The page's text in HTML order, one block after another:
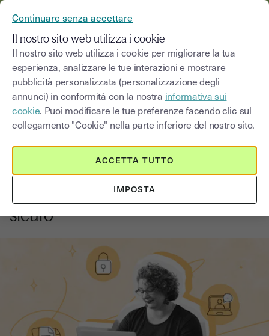
Blog
Seleziona una categoria Saisissez un terme
Come digitalizzare e gestire i
documenti aziendali in modo
sicuro
Continuare senza accettare
Il nostro sito web utilizza i cookie
Il nostro sito web utilizza i cookie per migliorare la tua
esperienza, analizzare le tue interazioni e mostrare
pubblicità personalizzata (personalizzazione degli
annunci) in conformità con la nostra informativa sui
cookie. Puoi modificare le tue preferenze facendo clic sul
collegamento "Cookie" nella parte inferiore del nostro sito.
IMPOSTA
ACCETTA TUTTO